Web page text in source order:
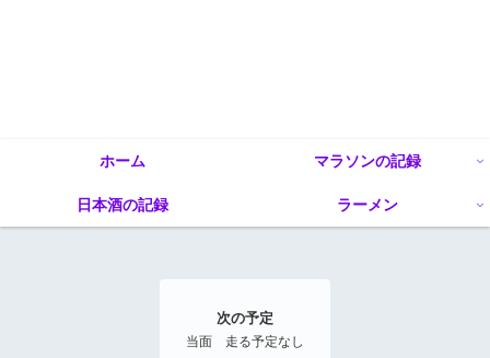
ホーム マラソンの記録
日本酒の記録 ラーメン
次の予定
当面 走る予定なし